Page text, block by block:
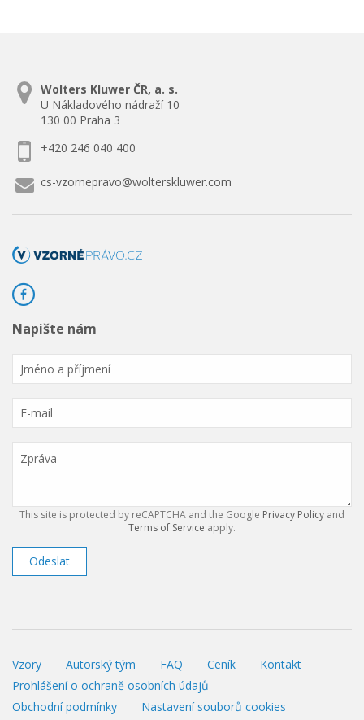
Wolters Kluwer ČR, a. s.
U Nákladového nádraží 10
130 00 Praha 3
+420 246 040 400
cs-vzornepravo@wolterskluwer.com
Napište nám
This site is protected by reCAPTCHA and the Google Privacy Policy and
Terms of Service apply.
Odeslat
Vzory Autorský tým FAQ Ceník
Kontakt
Prohlášení o ochraně osobních údajů
Obchodní podmínky
Nastavení souborů cookies